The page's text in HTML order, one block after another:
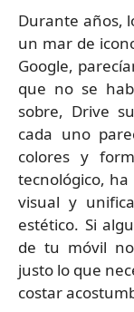
Durante años,
un mar de
Google,
que no se
sobre, Drive
cada uno
colores y
tecnológico,
visual y
estético. Si
de tu móvil
justo lo que
costar